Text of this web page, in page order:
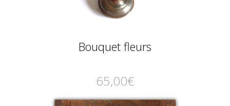
Bouquet fleurs
65,00€